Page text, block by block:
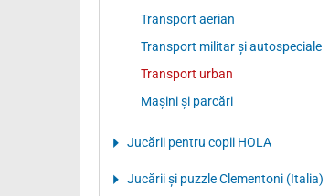
Transport aerian
Transport militar și autospeciale
Transport urban
Mașini și parcări
Jucării pentru copii HOLA
Jucării și puzzle Clementoni (Italia)